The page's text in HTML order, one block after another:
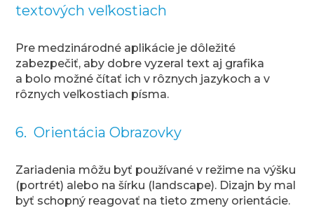
textových veľkostiach
Pre medzinárodné aplikácie je dôležité
zabezpečiť, aby dobre vyzeral text aj grafika
a bolo možné čítať ich v rôznych jazykoch a v
rôznych veľkostiach písma.
6. Orientácia Obrazovky
Zariadenia môžu byť používané v režime na výšku
(portrét) alebo na šírku (landscape). Dizajn by mal
byť schopný reagovať na tieto zmeny orientácie.